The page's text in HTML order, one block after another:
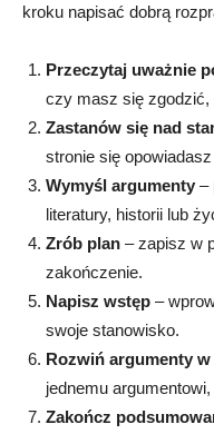
kroku napisać dobrą
Przeczytaj uważnie
czy masz się
Zastanów się nad
stronie się
Wymyśl argumenty –
literatury, historii lub
Zrób plan – zapisz w
zakończenie.
Napisz wstęp –
swoje stanowisko.
Rozwiń argumenty
jednemu
Zakończ